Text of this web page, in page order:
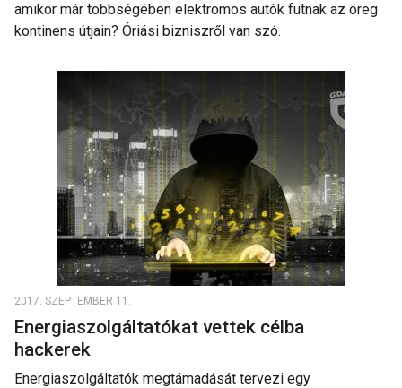
amikor már többségében elektromos autók futnak az öreg
kontinens útjain? Óriási bizniszről van szó.
2017. SZEPTEMBER 11.
Energiaszolgáltatókat vettek célba
hackerek
Energiaszolgáltatók megtámadását tervezi egy